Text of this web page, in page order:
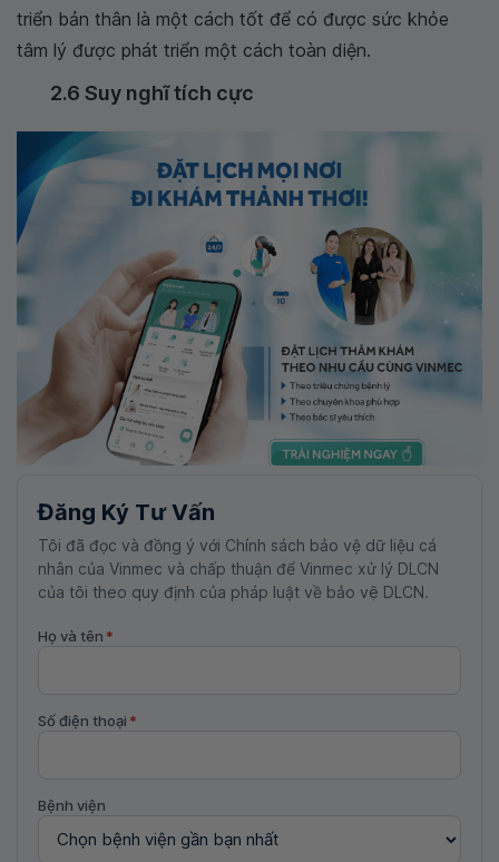
triển bản thân là một cách tốt để có được sức khỏe
tâm lý được phát triển một cách toàn diện.
2.6 Suy nghĩ tích cực
Đăng Ký Tư Vấn
Tôi đã đọc và đồng ý với Chính sách bảo vệ dữ liệu cá
nhân của Vinmec và chấp thuận để Vinmec xử lý DLCN
của tôi theo quy định của pháp luật về bảo vệ DLCN.
Họ và tên *
Số điện thoại *
Bệnh viện